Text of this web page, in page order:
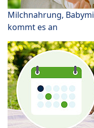
Milchnahrung,
kommt es an